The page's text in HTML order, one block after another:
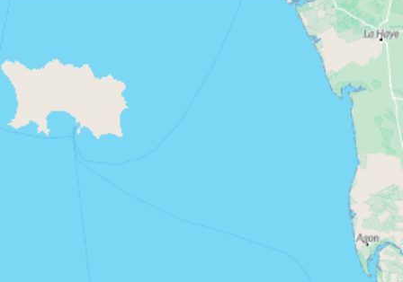
habiter ou investir dans le neuf en
Loire-Atlantique
? VINCI Immobilier vous propose
une large sélection de programmes immobiliers
neufs. Découvrez les nombreux atouts de la Loire-
Atlantique qui en font un département attrayant
nombreux avantages qu’offre ce département au
appartement